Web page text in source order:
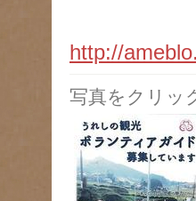
http://
写真をクリッ